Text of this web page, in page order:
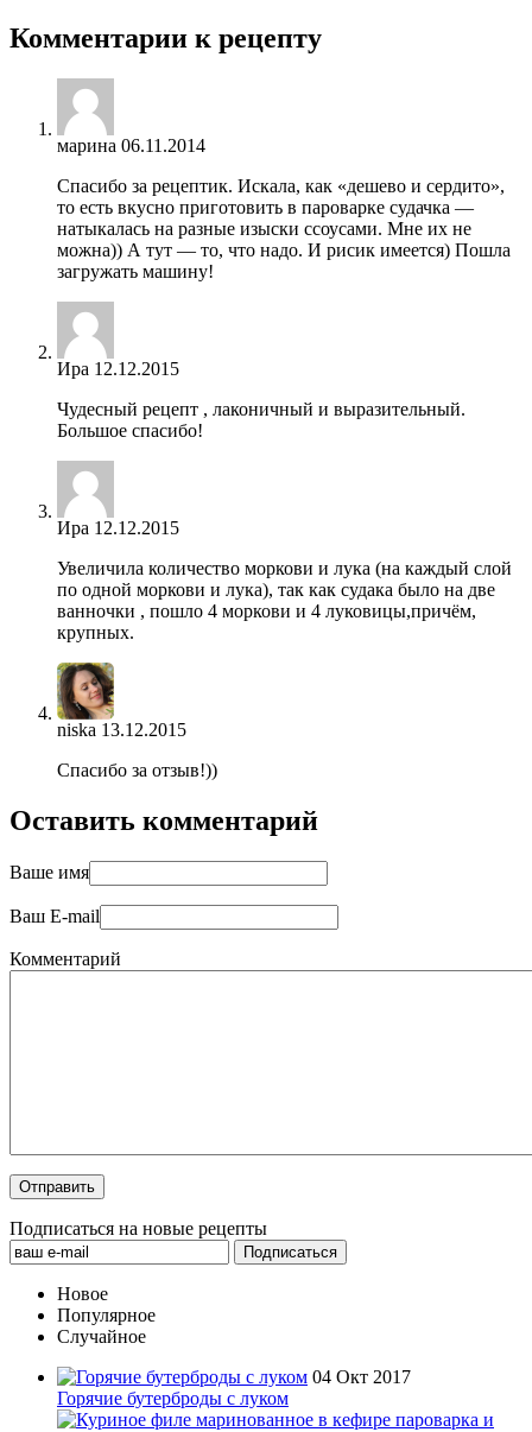
Комментарии к рецепту
марина 06.11.2014
Спасибо за рецептик. Искала, как «дешево и сердито»,
то есть вкусно приготовить в пароварке судачка —
натыкалась на разные изыски ссоусами. Мне их не
можна)) А тут — то, что надо. И рисик имеется) Пошла
загружать машину!
Ира 12.12.2015
Чудесный рецепт , лаконичный и выразительный.
Большое спасибо!
Ира 12.12.2015
Увеличила количество моркови и лука (на каждый слой
по одной моркови и лука), так как судака было на две
ванночки , пошло 4 моркови и 4 луковицы,причём,
крупных.
niska 13.12.2015
Спасибо за отзыв!))
Оставить комментарий
Ваше имя
Ваш E-mail
Комментарий
Подписаться на новые рецепты
Новое
Популярное
Случайное
04 Окт 2017
Горячие бутерброды с луком